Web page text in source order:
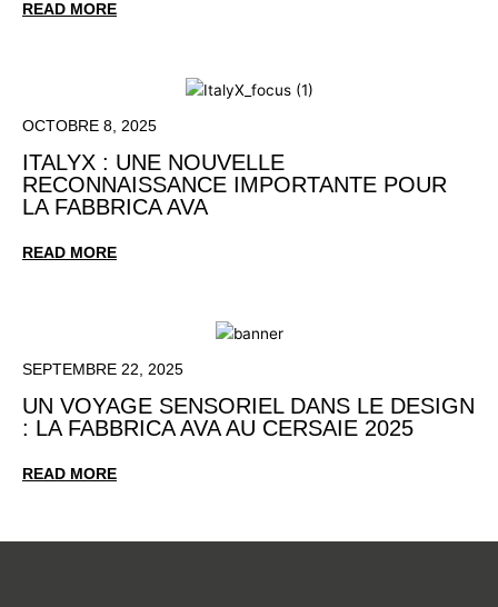
READ MORE
OCTOBRE 8, 2025
ITALYX : UNE NOUVELLE
RECONNAISSANCE IMPORTANTE POUR
LA FABBRICA AVA
READ MORE
SEPTEMBRE 22, 2025
UN VOYAGE SENSORIEL DANS LE DESIGN
: LA FABBRICA AVA AU CERSAIE 2025
READ MORE